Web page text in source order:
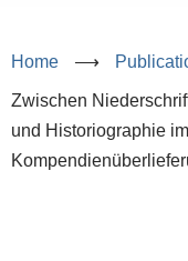
Home ⟶
Zwischen
und Historiographie